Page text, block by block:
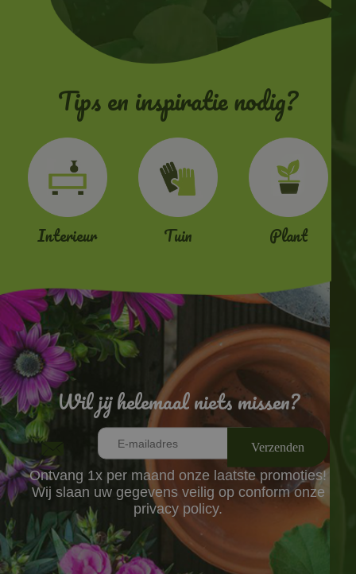
Tips en inspiratie nodig?
Interieur Tuin Plant
Wil jij helemaal niets missen?
Ontvang 1x per maand onze laatste promoties!
Wij slaan uw gegevens veilig op conform onze
privacy policy.